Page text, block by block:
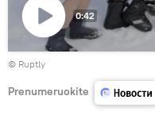
Paleisti
vaizdo
0:42
© Ruptly
Prenumeruokite